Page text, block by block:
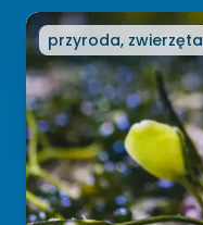
przyroda, zwierzęta